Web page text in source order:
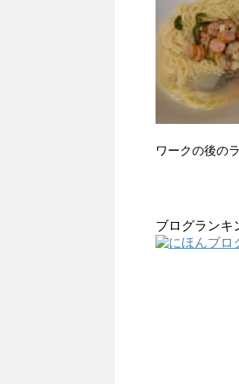
ワークの後の
ブログランキ